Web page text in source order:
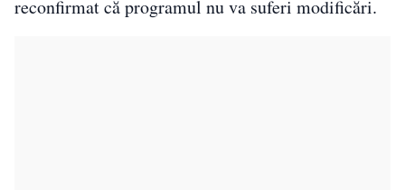
reconfirmat că programul nu va suferi modificări.